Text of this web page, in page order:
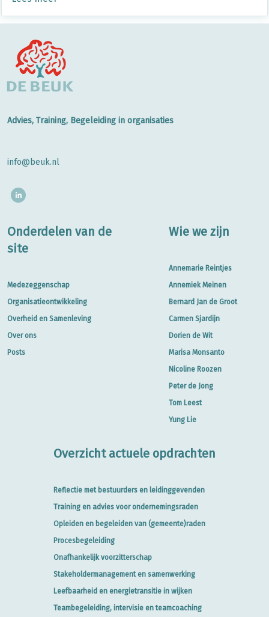
Advies, Training, Begeleiding in organisaties
info@beuk.nl
Onderdelen van de
site
Medezeggenschap
Organisatieontwikkeling
Overheid en Samenleving
Over ons
Posts
Wie we zijn
Annemarie Reintjes
Annemiek Meinen
Bernard Jan de Groot
Carmen Sjardijn
Dorien de Wit
Marisa Monsanto
Nicoline Roozen
Peter de Jong
Tom Leest
Yung Lie
Overzicht actuele opdrachten
Reflectie met bestuurders en leidinggevenden
Training en advies voor ondernemingsraden
Opleiden en begeleiden van (gemeente)raden
Procesbegeleiding
Onafhankelijk voorzitterschap
Stakeholdermanagement en samenwerking
Leefbaarheid en energietransitie in wijken
Teambegeleiding, intervisie en teamcoaching